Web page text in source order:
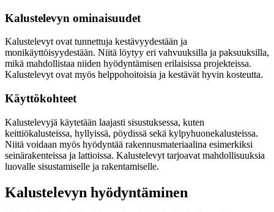
Kalustelevyn ominaisuudet
Kalustelevyt ovat tunnettuja kestävyydestään ja
monikäyttöisyydestään. Niitä löytyy eri vahvuuksilla ja paksuuksilla,
mikä mahdollistaa niiden hyödyntämisen erilaisissa projekteissa.
Kalustelevyt ovat myös helppohoitoisia ja kestävät hyvin kosteutta.
Käyttökohteet
Kalustelevyjä käytetään laajasti sisustuksessa, kuten
keittiökalusteissa, hyllyissä, pöydissä sekä kylpyhuonekalusteissa.
Niitä voidaan myös hyödyntää rakennusmateriaalina esimerkiksi
seinärakenteissa ja lattioissa. Kalustelevyt tarjoavat mahdollisuuksia
luovalle sisustamiselle ja rakentamiselle.
Kalustelevyn hyödyntäminen